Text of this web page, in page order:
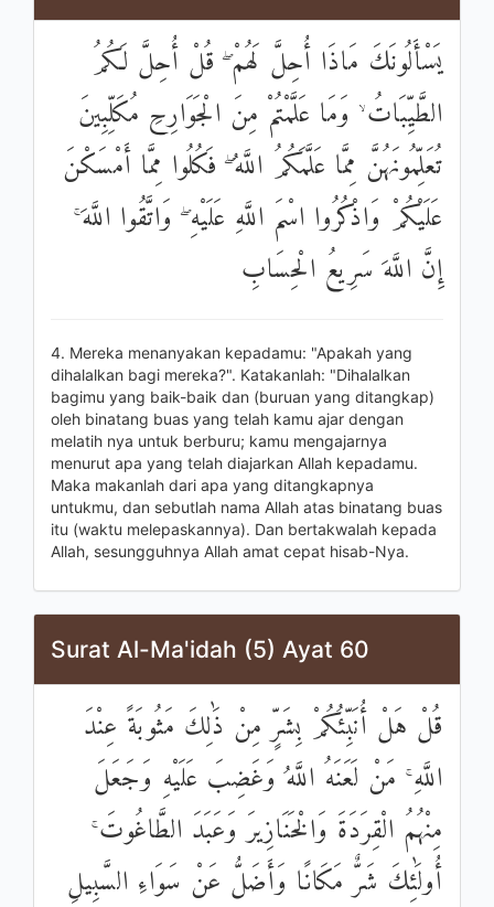
يَسْأَلُونَكَ مَاذَا أُحِلَّ لَهُمْ ۖ قُلْ أُحِلَّ لَكُمُ
الطَّيِّبَاتُ ۙ وَمَا عَلَّمْتُمْ مِنَ الْجَوَارِحِ مُكَلِّبِينَ
تُعَلِّمُونَهُنَّ مِمَّا عَلَّمَكُمُ اللَّهُ ۖ فَكُلُوا مِمَّا أَمْسَكْنَ
عَلَيْكُمْ وَاذْكُرُوا اسْمَ اللَّهِ عَلَيْهِ ۖ وَاتَّقُوا اللَّهَ ۚ
إِنَّ اللَّهَ سَرِيعُ الْحِسَابِ
4. Mereka menanyakan kepadamu: "Apakah yang
dihalalkan bagi mereka?". Katakanlah: "Dihalalkan
bagimu yang baik-baik dan (buruan yang ditangkap)
oleh binatang buas yang telah kamu ajar dengan
melatih nya untuk berburu; kamu mengajarnya
menurut apa yang telah diajarkan Allah kepadamu.
Maka makanlah dari apa yang ditangkapnya
untukmu, dan sebutlah nama Allah atas binatang buas
itu (waktu melepaskannya). Dan bertakwalah kepada
Allah, sesungguhnya Allah amat cepat hisab-Nya.
Surat Al-Ma'idah (5) Ayat 60
قُلْ هَلْ أُنَبِّئُكُمْ بِشَرٍّ مِنْ ذَٰلِكَ مَثُوبَةً عِنْدَ
اللَّهِ ۚ مَنْ لَعَنَهُ اللَّهُ وَغَضِبَ عَلَيْهِ وَجَعَلَ
مِنْهُمُ الْقِرَدَةَ وَالْخَنَازِيرَ وَعَبَدَ الطَّاغُوتَ ۚ
أُولَٰئِكَ شَرٌّ مَكَانًا وَأَضَلُّ عَنْ سَوَاءِ السَّبِيلِ